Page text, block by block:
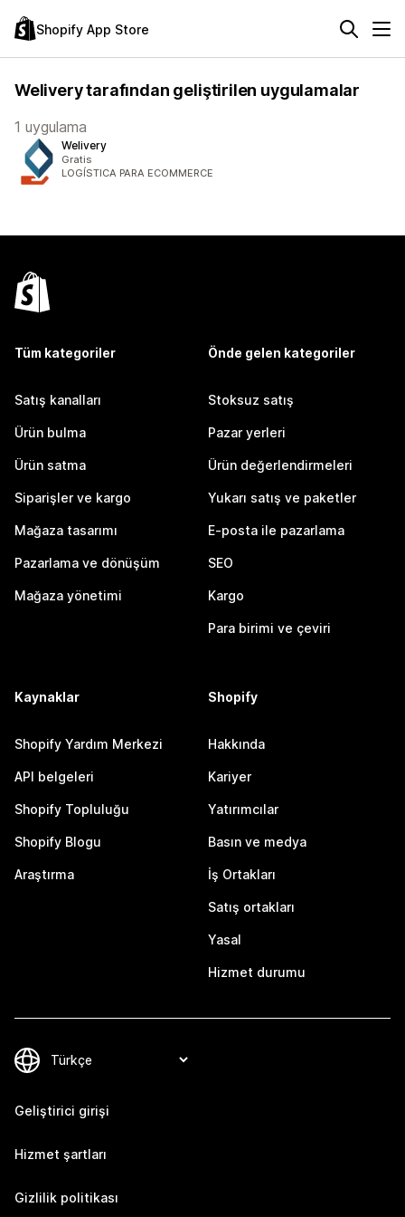
Shopify App Store
Welivery tarafından geliştirilen uygulamalar
1 uygulama
Welivery
Gratis
LOGÍSTICA PARA ECOMMERCE
Tüm kategoriler
Satış kanalları
Ürün bulma
Ürün satma
Siparişler ve kargo
Mağaza tasarımı
Pazarlama ve dönüşüm
Mağaza yönetimi
Önde gelen kategoriler
Stoksuz satış
Pazar yerleri
Ürün değerlendirmeleri
Yukarı satış ve paketler
E-posta ile pazarlama
SEO
Kargo
Para birimi ve çeviri
Kaynaklar
Shopify Yardım Merkezi
API belgeleri
Shopify Topluluğu
Shopify Blogu
Araştırma
Shopify
Hakkında
Kariyer
Yatırımcılar
Basın ve medya
İş Ortakları
Satış ortakları
Yasal
Hizmet durumu
Geliştirici girişi
Hizmet şartları
Gizlilik politikası